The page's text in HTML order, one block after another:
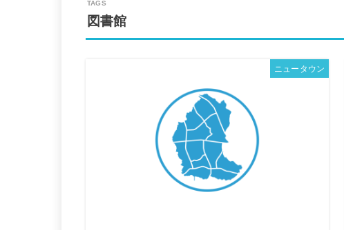
図書館
ニュータウン